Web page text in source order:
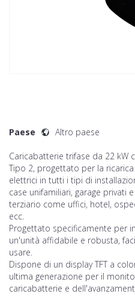
Paese Altro paese
Caricabatterie trifase da 22
Tipo 2, progettato per la
elettrici in tutti i tipi di
case unifamiliari, garage privati
terziario come uffici, hotel,
ecc.
Progettato specificamente per
un'unità affidabile e robusta,
usare.
Dispone di un display TFT a
ultima generazione per il
caricabatterie e